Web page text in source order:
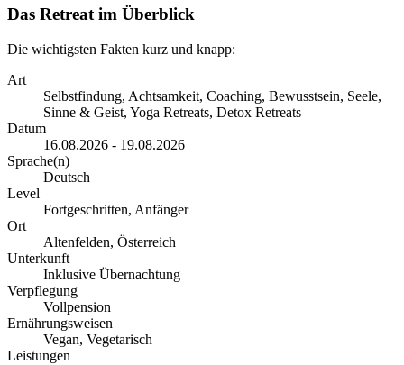
Das Retreat im Überblick
Die wichtigsten Fakten kurz und knapp:
Art
Selbstfindung, Achtsamkeit, Coaching, Bewusstsein, Seele,
Sinne & Geist, Yoga Retreats, Detox Retreats
Datum
16.08.2026 - 19.08.2026
Sprache(n)
Deutsch
Level
Fortgeschritten, Anfänger
Ort
Altenfelden, Österreich
Unterkunft
Inklusive Übernachtung
Verpflegung
Vollpension
Ernährungsweisen
Vegan, Vegetarisch
Leistungen